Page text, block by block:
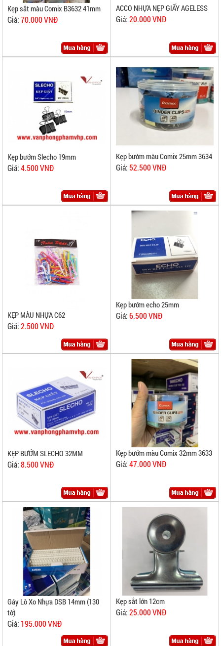
Kẹp sắt màu Comix B3632 41mm
Giá:70.000 VNĐ
ACCO NHỰA NẸP GIẤY AGELESS
Giá:20.000 VNĐ
Kẹp bướm Slecho 19mm
Giá:4.500 VNĐ
Kẹp bướm màu Comix 25mm 3634
Giá: 52.500 VNĐ
KẸP MÀU NHỰA C62
Giá:2.500 VNĐ
Kẹp bướm echo 25mm
Giá:6.500 VNĐ
KẸP BƯỚM SLECHO 32MM
Giá:8.500 VNĐ
Kẹp bướm màu Comix 32mm 3633
Giá:47.000 VNĐ
Gáy Lò Xo Nhựa DSB 14mm (130
tờ)
Giá: 195.000 VNĐ
Kẹp sắt lớn 12cm
Giá:25.000 VNĐ